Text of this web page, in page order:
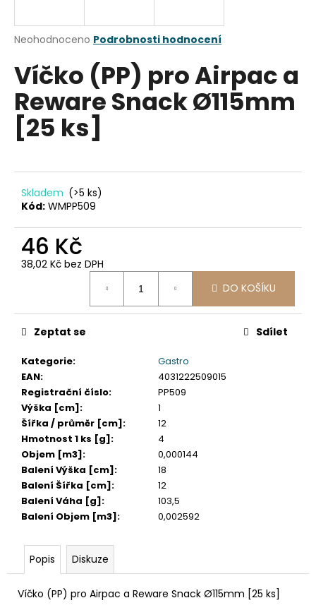
Průměrné
produktu
je
0,0
hvězdiček.
Neohodnoceno Podrobnosti hodnocení
Víčko (PP) pro Airpac a
Reware Snack Ø115mm
[25 ks]
Skladem (>5 ks)
Kód: WMPP509
46 Kč
38,02 Kč bez DPH
DO KOŠÍKU
Kategorie:
Gastro
EAN:
4031222509015
Registrační číslo:
PP509
Výška [cm]:
1
Šířka / průměr [cm]:
12
Hmotnost 1 ks [g]:
4
Objem [m3]:
0,000144
Balení Výška [cm]:
18
Balení Šířka [cm]:
12
Balení Váha [g]:
103,5
Balení Objem [m3]: 0,002592
Zeptat se Sdílet
Popis Diskuze
Víčko (PP) pro Airpac a Reware Snack Ø115mm [25 ks]
j
t
?
D
p
o
č
u
e
m
e
KELÍMEK
(RPET)
ČIRÝ
Ø95MM
0,3L
[50
KS]